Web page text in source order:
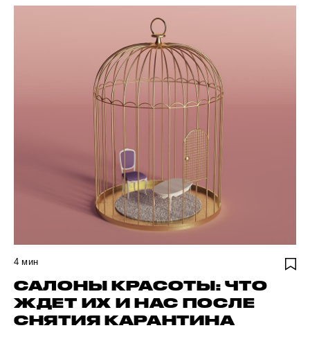
4 мин
САЛОНЫ КРАСОТЫ: ЧТО
ЖДЕТ ИХ И НАС ПОСЛЕ
СНЯТИЯ КАРАНТИНА